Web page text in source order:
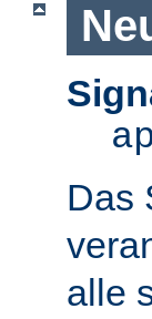
Das
alle